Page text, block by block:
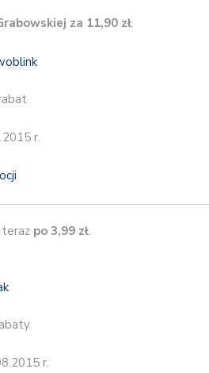
za 11,90 zł.
r.
po 3,99 zł.
r.